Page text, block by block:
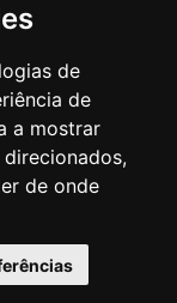
de
de
a mostrar
de onde
SP CEP 07113-040
7300